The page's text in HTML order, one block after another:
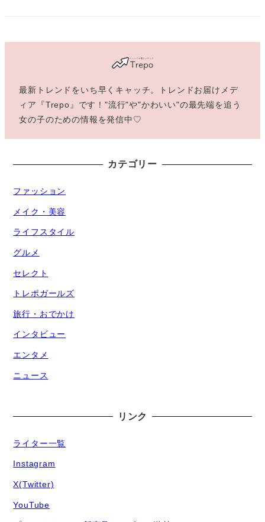
最新トレンドをいち早くキャッチ。トレンドお届けメデ
ィア『Trepo』です！"流行"や"かわいい"の最先端を追う
女の子のための情報を発信中♡
カテゴリー
ファッション
メイク・美容
ライフスタイル
グルメ
セレクト
トレポガールズ
旅行・おでかけ
インタビュー
エンタメ
ニュース
リンク
ライター一覧
Instagram
X(Twitter)
YouTube